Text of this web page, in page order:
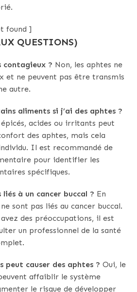
found ]
QUESTIONS)
contagieux ? Non, les aphtes ne
et ne peuvent pas être transmis
autre.
aliments si j’ai des aphtes ?
acides ou irritants peut
des aphtes, mais cela
Il est recommandé de
pour identifier les
spécifiques.
à un cancer buccal ? En
sont pas liés au cancer buccal.
des préoccupations, il est
un professionnel de la santé
peut causer des aphtes ? Oui, le
affaiblir le système
le risque de développer